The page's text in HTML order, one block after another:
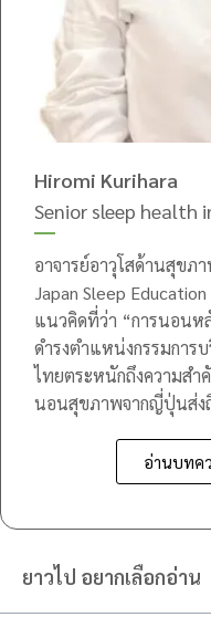
Hiromi Kurihara
Senior sleep health
อาจารย์อาวุโสด้านสุข
Japan Sleep
แนวคิดที่ว่า “การนอนห
ดำรงตำแหน่งกรรมการ
ไทยตระหนักถึงความสำ
นอนสุขภาพจากญี่ปุ่นส่ง
อ่านบทค
ยาวไป อยากเลือกอ่าน